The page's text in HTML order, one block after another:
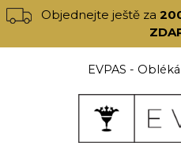
Objednejte ještě za
EVPAS -